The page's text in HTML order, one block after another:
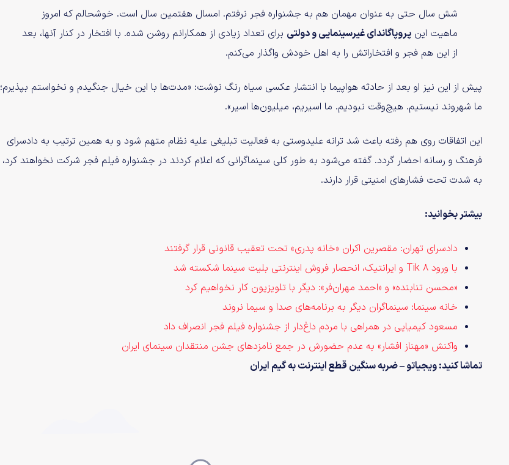
شش سال حتی به عنوان مهمان هم به جشنواره فجر نرفتم. امسال هفتمین سال است. خوشحالم که امروز
ماهیت این پروپاگاندای غیرسینمایی و دولتی برای تعداد زیادی از همکارانم روشن شده. با افتخار در کنار آنها، بعد
از این هم فجر و افتخاراتش را به اهل خودش واگذار می‌کنم.
پیش از این نیز او بعد از حادثه هواپیما با انتشار عکسی سیاه رنگ نوشت: «مدت‌ها با این خیال جنگیدم و نخواستم بپذیرم؛
ما شهروند نیستیم. هیچ‌وقت نبودیم. ما اسیریم، میلیون‌ها اسیر».
این اتفاقات روی هم رفته باعث شد ترانه علیدوستی به فعالیت تبلیغی علیه نظام متهم شود و به همین ترتیب به دادسرای
فرهنگ و رسانه احضار گردد. گفته می‌شود به طور کلی سینماگرانی که اعلام کردند در جشنواره فیلم فجر شرکت نخواهند کرد،
به شدت تحت فشارهای امنیتی قرار دارند.
بیشتر بخوانید:
دادسرای تهران: مقصرین اکران «خانه پدری» تحت تعقیب قانونی قرار گرفتند
با ورود Tik 8 و ایرانتیک، انحصار فروش اینترنتی بلیت سینما شکسته شد
«محسن تنابنده» و «احمد مهران‌فر»: دیگر با تلویزیون کار نخواهیم کرد
خانه سینما: سینماگران دیگر به برنامه‌های صدا و سیما نروند
مسعود کیمیایی در همراهی با مردم داغ‌دار از جشنواره فیلم فجر انصراف داد
واکنش «مهناز افشار» به عدم حضورش در جمع نامزدهای جشن منتقدان سینمای ایران
تماشا کنید: ویجیاتو – ضربه سنگین قطع اینترنت به گیم ایران